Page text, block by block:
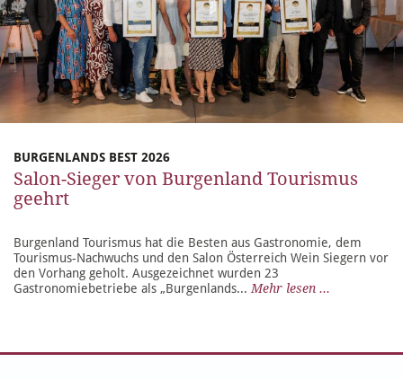
BURGENLANDS BEST 2026
Salon-Sieger von Burgenland Tourismus
geehrt
Burgenland Tourismus hat die Besten aus Gastronomie, dem
Tourismus-Nachwuchs und den Salon Österreich Wein Siegern vor
den Vorhang geholt. Ausgezeichnet wurden 23
Gastronomiebetriebe als „Burgenlands... Mehr lesen ...